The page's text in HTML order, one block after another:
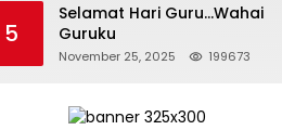
Pertamina
5
Selamat Hari Guru…Wahai
Guruku
November 25, 2025 199673